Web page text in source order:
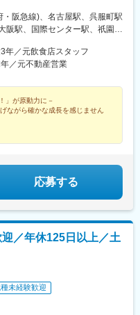
川県横浜市西区高島1-1-2横浜
府大阪市北区大淀中1-1-30梅
古屋プライムセントラルタワ
転福岡県福岡市博多区上呉服
阪急線)、名古屋駅、呉服町駅
阪駅、国際センター駅、祇園駅
年／元飲食店スタッフ
／元不動産営業
」が原動力に－
ながら確かな成長を感じません
なし
％超え
応募する
／年休125日以上／土
未経験歓迎